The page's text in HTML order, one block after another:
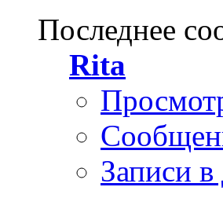
Последнее
Rita
Записи в